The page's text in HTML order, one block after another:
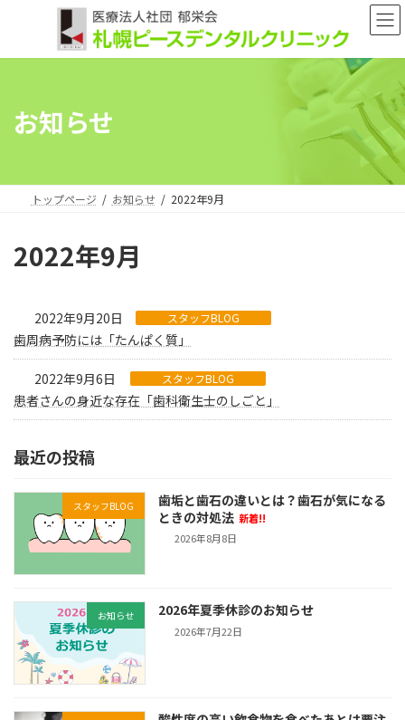
ン
ー
お知らせ
トップページ お知らせ 2022年9月
2022年9月
2022年9月20日 スタッフBLOG
歯周病予防には「たんぱく質」
2022年9月6日 スタッフBLOG
患者さんの身近な存在「歯科衛生士のしごと」
最近の投稿
スタッフBLOG
歯垢と歯石の違いとは？歯石が気になる
ときの対処法 新着!!
2026年8月8日
お知らせ 2026年夏季休診のお知らせ
2026年7月22日